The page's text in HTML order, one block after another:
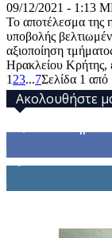
09/12/2021 - 1:13
Το αποτέλεσμα της
υποβολής
αξιοποίηση
Ηρακλείου Κρήτης,
1 23...7Σελίδα 1 από
Ακολουθήστε